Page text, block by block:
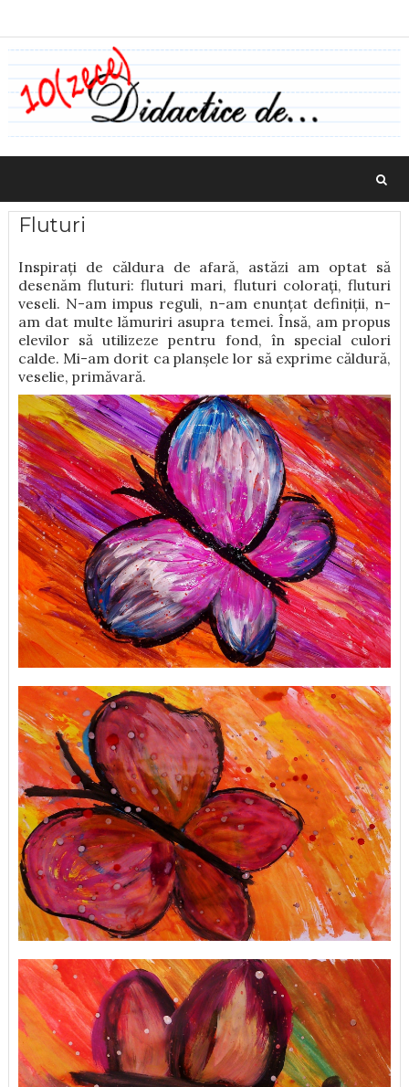
Fluturi
Inspirați de căldura de afară, astăzi am optat să
desenăm fluturi: fluturi mari, fluturi colorați, fluturi
veseli. N-am impus reguli, n-am enunțat definiții, n-
am dat multe lămuriri asupra temei. Însă, am propus
elevilor să utilizeze pentru fond, în special culori
calde. Mi-am dorit ca planșele lor să exprime căldură,
veselie, primăvară.